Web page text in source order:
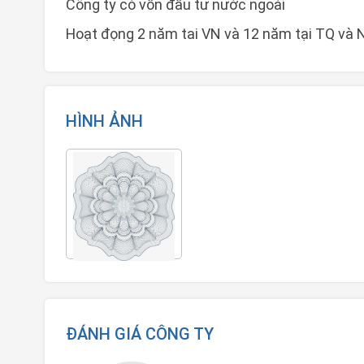
Công ty có vốn đầu tư nước ngoài
Hoạt đọng 2 năm tai VN và 12 năm tại TQ và
HÌNH ẢNH
ĐÁNH GIÁ CÔNG TY